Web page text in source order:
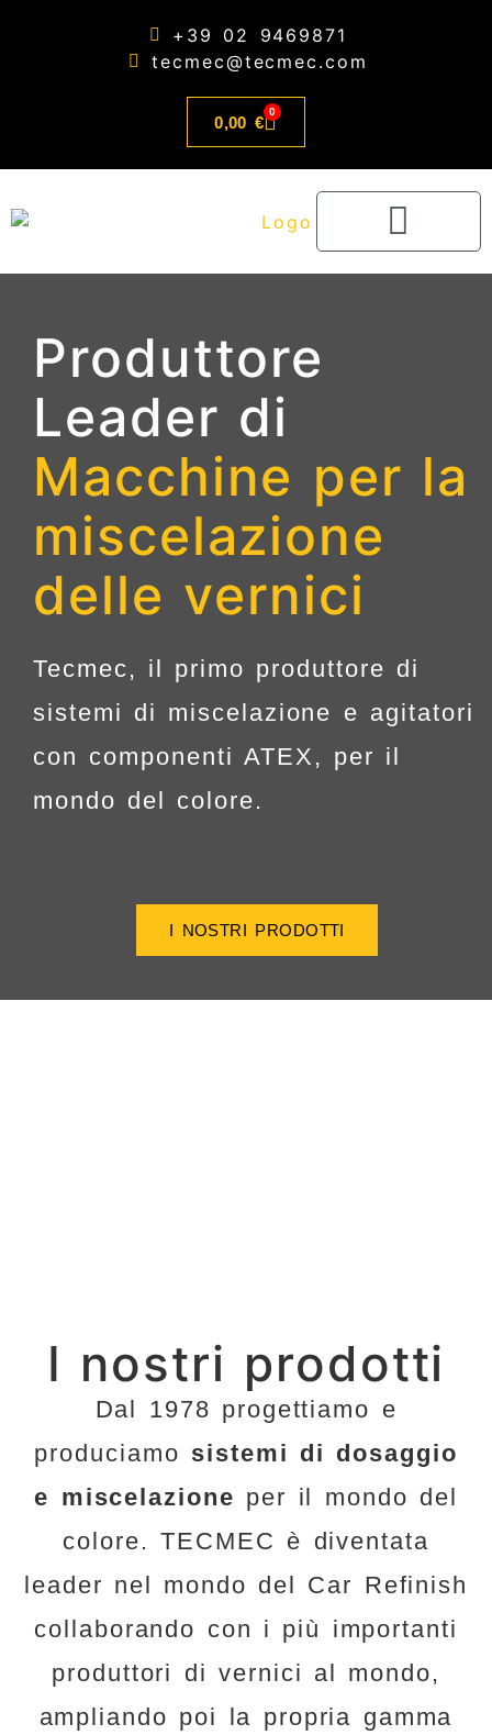
+39 02 9469871
tecmec@tecmec.com
0,00 €
0
Produttore
Leader di
Macchine per la
miscelazione
delle vernici
Tecmec, il primo produttore di
sistemi di miscelazione e agitatori
con componenti ATEX, per il
mondo del colore.
I NOSTRI PRODOTTI
I nostri prodotti
Dal 1978 progettiamo e
produciamo sistemi di dosaggio
e miscelazione per il mondo del
colore. TECMEC è diventata
leader nel mondo del Car Refinish
collaborando con i più importanti
produttori di vernici al mondo,
ampliando poi la propria gamma